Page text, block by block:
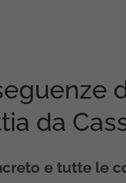
da
e tutte le